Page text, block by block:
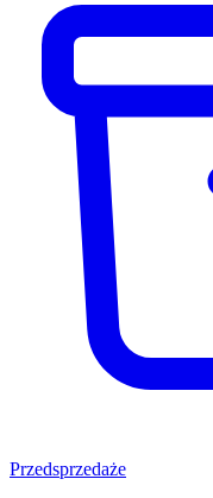
Przedsprzedaże